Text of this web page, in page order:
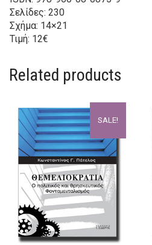
Σελίδες: 230
Σχήμα: 14×21
Τιμή: 12€
Related products
SALE!